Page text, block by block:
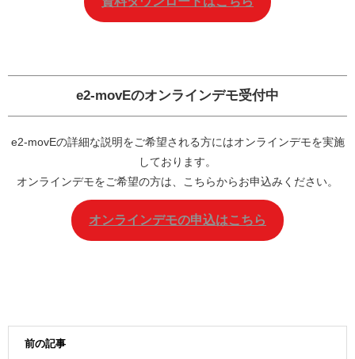
e2-movEのオンラインデモ受付中
e2-movEの詳細な説明をご希望される方にはオンラインデモを実施
しております。
オンラインデモをご希望の方は、こちらからお申込みください。
オンラインデモの申込はこちら
前の記事